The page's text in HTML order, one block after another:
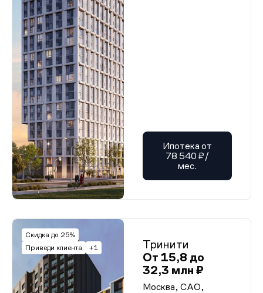
Ипотека от
78 540 ₽/
мес.
Скидка до 25%
Приведи клиента
+1
Тринити
От 15,8 до
32,3 млн ₽
Москва, САО,